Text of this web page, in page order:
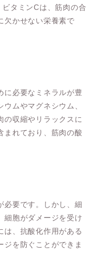
タミンCは、筋肉の合
欠かせない栄養素で
に必要なミネラルが豊
ムやマグネシウム、
の収縮やリラックスに
まれており、筋肉の酸
必要です。しかし、細
細胞がダメージを受け
は、抗酸化作用がある
ジを防ぐことができま